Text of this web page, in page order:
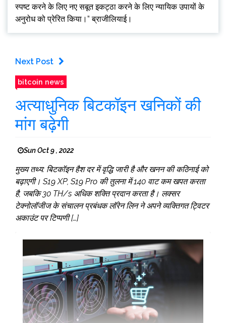
स्पष्ट करने के लिए नए सबूत इकट्ठा करने के लिए न्यायिक उपायों के
अनुरोध को प्रेरित किया।” ब्राजीलियाई।
Next Post
bitcoin news
अत्याधुनिक बिटकॉइन खनिकों की
मांग बढ़ेगी
Sun Oct 9 , 2022
मुख्य तथ्य: बिटकॉइन हैश दर में वृद्धि जारी है और खनन की कठिनाई को
बढ़ाएगी। S19 XP, S19 Pro की तुलना में 140 वाट कम खपत करता
है, जबकि 30 TH/s अधिक शक्ति प्रदान करता है। लक्सर
टेक्नोलॉजीज के संचालन प्रबंधक लॉरेन लिन ने अपने व्यक्तिगत ट्विटर
अकाउंट पर टिप्पणी […]